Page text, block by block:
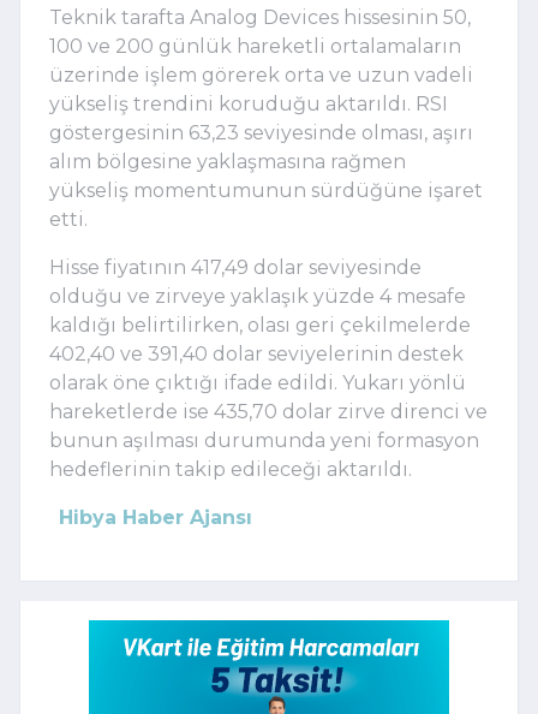
Teknik tarafta Analog Devices hissesinin 50,
100 ve 200 günlük hareketli ortalamaların
üzerinde işlem görerek orta ve uzun vadeli
yükseliş trendini koruduğu aktarıldı. RSI
göstergesinin 63,23 seviyesinde olması, aşırı
alım bölgesine yaklaşmasına rağmen
yükseliş momentumunun sürdüğüne işaret
etti.
Hisse fiyatının 417,49 dolar seviyesinde
olduğu ve zirveye yaklaşık yüzde 4 mesafe
kaldığı belirtilirken, olası geri çekilmelerde
402,40 ve 391,40 dolar seviyelerinin destek
olarak öne çıktığı ifade edildi. Yukarı yönlü
hareketlerde ise 435,70 dolar zirve direnci ve
bunun aşılması durumunda yeni formasyon
hedeflerinin takip edileceği aktarıldı.
Hibya Haber Ajansı